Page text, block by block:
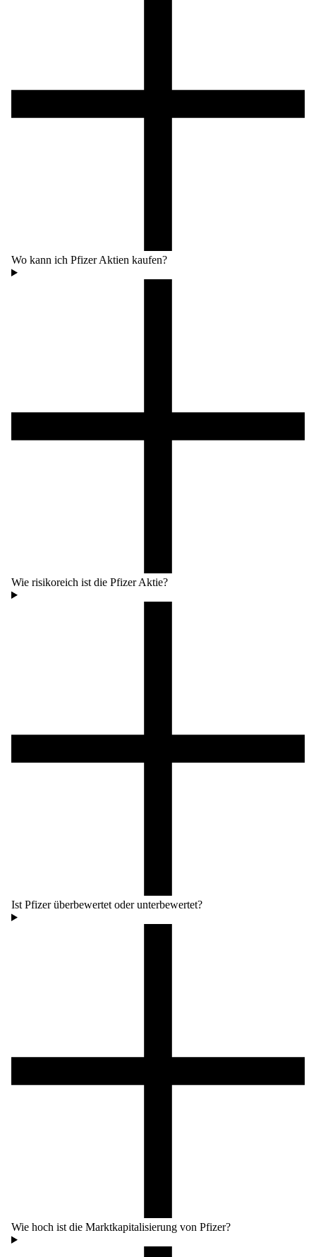
Wo kann ich Pfizer Aktien kaufen?
Wie risikoreich ist die Pfizer Aktie?
Ist Pfizer überbewertet oder unterbewertet?
Wie hoch ist die Marktkapitalisierung von Pfizer?